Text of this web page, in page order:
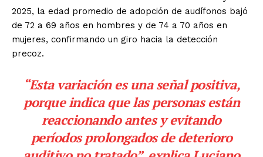
2025, la edad promedio de adopción de audífonos bajó
de 72 a 69 años en hombres y de 74 a 70 años en
mujeres, confirmando un giro hacia la detección
precoz.
“Esta variación es una señal positiva,
porque indica que las personas están
reaccionando antes y evitando
períodos prolongados de deterioro